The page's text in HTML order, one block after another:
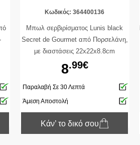
Κωδικός: 364400136
Μπωλ σερβιρίσματος Lunis black
Secret de Gourmet από Πορσελάνη,
με διαστάσεις 22x22x8.8cm
8.99€
Παραλαβή Σε 30 Λεπτά
Άμεση Αποστολή
Κάν’ το δικό σου